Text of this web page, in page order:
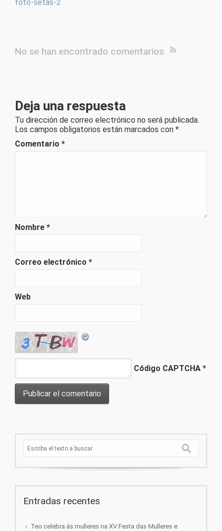
foto-setas-2
No se han encontrado comentarios
Deja una respuesta
Tu dirección de correo electrónico no será publicada.
Los campos obligatorios están marcados con *
Comentario *
Nombre *
Correo electrónico *
Web
Código CAPTCHA *
Entradas recentes
Teo celebra ás mulleres na XV Festa das Mulleres e